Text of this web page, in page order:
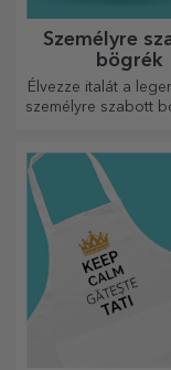
Személyre
bögrék
Élvezze italát a
személyre szabott